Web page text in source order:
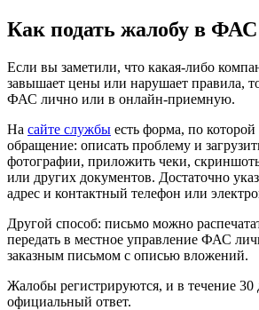
Как подать жалобу в ФАС
Если вы заметили, что какая-либо
завышает цены или нарушает правила,
ФАС лично или в онлайн-приемную.
На сайте службы есть форма, по
обращение: описать проблему и
фотографии, приложить чеки,
или других документов. Достаточно
адрес и контактный телефон или
Другой способ: письмо можно
передать в местное управление ФАС
заказным письмом с описью вложений.
Жалобы регистрируются, и в течение
официальный ответ.